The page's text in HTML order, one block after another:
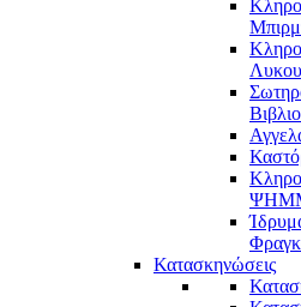
Κατασκηνώσεις